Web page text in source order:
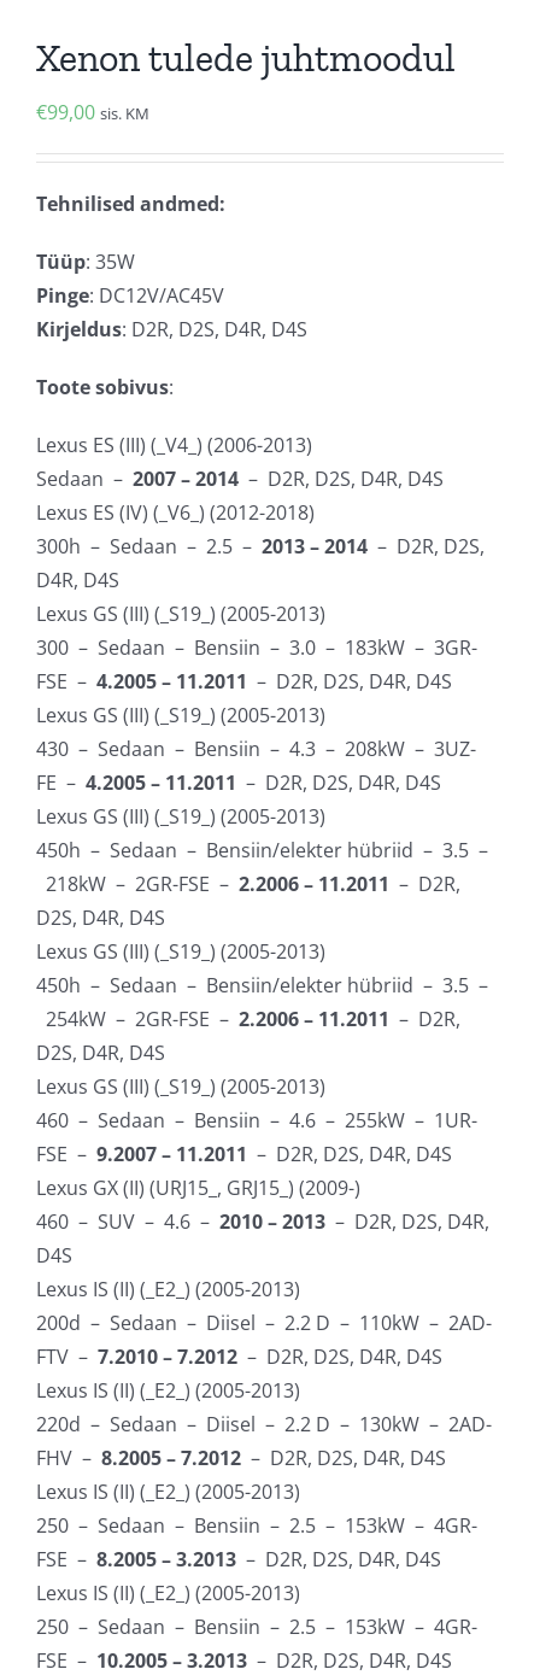
Xenon tulede juhtmoodul
€99,00 sis. KM
Tehnilised andmed:
Tüüp: 35W
Pinge: DC12V/AC45V
Kirjeldus: D2R, D2S, D4R, D4S
Toote sobivus:
Lexus ES (III) (_V4_) (2006-2013)
Sedaan – 2007 – 2014 – D2R, D2S, D4R, D4S
Lexus ES (IV) (_V6_) (2012-2018)
300h – Sedaan – 2.5 – 2013 – 2014 – D2R, D2S,
D4R, D4S
Lexus GS (III) (_S19_) (2005-2013)
300 – Sedaan – Bensiin – 3.0 – 183kW – 3GR-
FSE – 4.2005 – 11.2011 – D2R, D2S, D4R, D4S
Lexus GS (III) (_S19_) (2005-2013)
430 – Sedaan – Bensiin – 4.3 – 208kW – 3UZ-
FE – 4.2005 – 11.2011 – D2R, D2S, D4R, D4S
Lexus GS (III) (_S19_) (2005-2013)
450h – Sedaan – Bensiin/elekter hübriid – 3.5 –
218kW – 2GR-FSE – 2.2006 – 11.2011 – D2R,
D2S, D4R, D4S
Lexus GS (III) (_S19_) (2005-2013)
450h – Sedaan – Bensiin/elekter hübriid – 3.5 –
254kW – 2GR-FSE – 2.2006 – 11.2011 – D2R,
D2S, D4R, D4S
Lexus GS (III) (_S19_) (2005-2013)
460 – Sedaan – Bensiin – 4.6 – 255kW – 1UR-
FSE – 9.2007 – 11.2011 – D2R, D2S, D4R, D4S
Lexus GX (II) (URJ15_, GRJ15_) (2009-)
460 – SUV – 4.6 – 2010 – 2013 – D2R, D2S, D4R,
D4S
Lexus IS (II) (_E2_) (2005-2013)
200d – Sedaan – Diisel – 2.2 D – 110kW – 2AD-
FTV – 7.2010 – 7.2012 – D2R, D2S, D4R, D4S
Lexus IS (II) (_E2_) (2005-2013)
220d – Sedaan – Diisel – 2.2 D – 130kW – 2AD-
FHV – 8.2005 – 7.2012 – D2R, D2S, D4R, D4S
Lexus IS (II) (_E2_) (2005-2013)
250 – Sedaan – Bensiin – 2.5 – 153kW – 4GR-
FSE – 8.2005 – 3.2013 – D2R, D2S, D4R, D4S
Lexus IS (II) (_E2_) (2005-2013)
250 – Sedaan – Bensiin – 2.5 – 153kW – 4GR-
FSE – 10.2005 – 3.2013 – D2R, D2S, D4R, D4S